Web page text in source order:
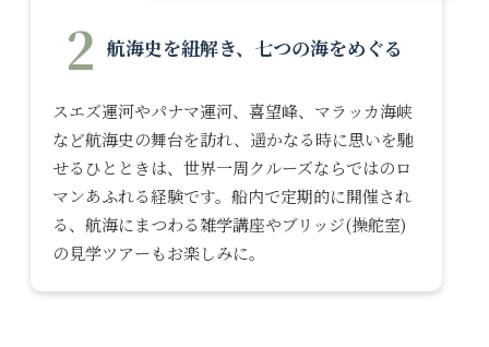
2 航海史を紐解き、七つの海をめぐる
スエズ運河やパナマ運河、喜望峰、マラッカ海峡
など航海史の舞台を訪れ、遥かなる時に思いを馳
せるひとときは、世界一周クルーズならではのロ
マンあふれる経験です。船内で定期的に開催され
る、航海にまつわる雑学講座やブリッジ(操舵室)
の見学ツアーもお楽しみに。